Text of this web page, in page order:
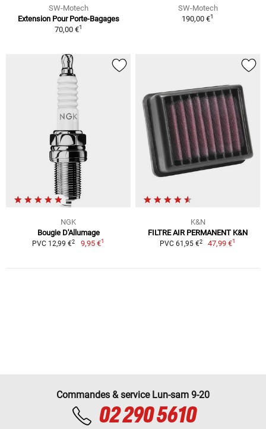
SW-Motech
Extension Pour Porte-Bagages
70,00 €1
SW-Motech
190,00 €1
NGK
Bougie D'Allumage
PVC 12,99 €2 9,95 €1
K&N
FILTRE AIR PERMANENT K&N
PVC 61,95 €2 47,99 €1
Commandes & service Lun-sam 9-20
02 290 5610